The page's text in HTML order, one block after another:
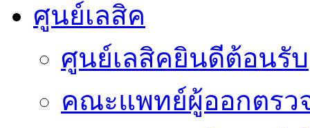
ศูนย์เลสิค
ศูนย์เลสิคยินดีต้อนรับ
คณะแพทย์ผู้ออกตรว